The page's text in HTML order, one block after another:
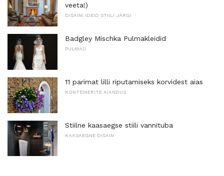
veeta!)
DISAINI IDEID STIILI JÄRGI
Badgley Mischka Pulmakleidid
PULMAD
11 parimat lilli riputamiseks korvidest aias
KONTEINERITE AIANDUS
Stiilne kaasaegse stiili vannituba
KAASAEGNE DISAIN